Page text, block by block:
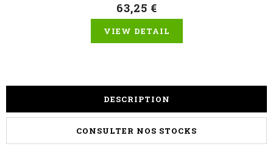
63,25 €
VIEW DETAIL
DESCRIPTION
CONSULTER NOS STOCKS